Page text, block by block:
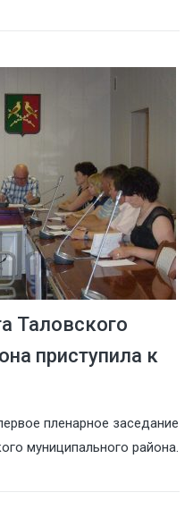
Таловского
приступила к
пленарное заседание
муниципального района.